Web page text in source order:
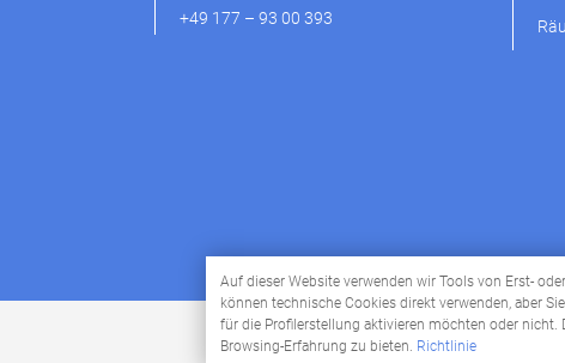
+49 177 – 93 00 393
Auf dieser Website verwenden wir Tools von Erst-
können technische Cookies direkt verwenden, aber
für die Profilerstellung aktivieren möchten oder nicht.
Browsing-Erfahrung zu bieten. Richtlinie